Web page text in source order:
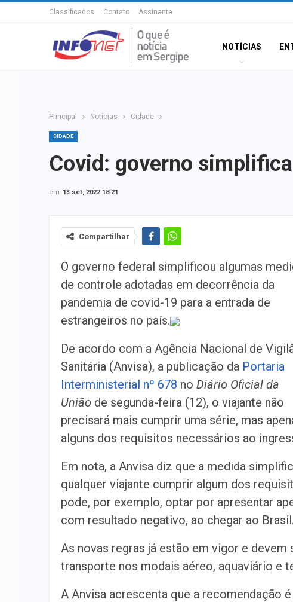
Classificados Contato Assinante
NOTÍCIAS
Principal Notícias Cidade
CIDADE
Covid: governo
em 13 set, 2022 18:21
Compartilhar
O governo federal simplificou algumas
de controle adotadas em decorrência da
pandemia de covid-19 para a entrada de
estrangeiros no país.
De acordo com a Agência Nacional de
Sanitária (Anvisa), a publicação da Portaria
Interministerial nº 678 no Diário Oficial da
União de segunda-feira (12), o viajante não
precisará mais cumprir uma série, mas
alguns dos requisitos necessários ao
Em nota, a Anvisa diz que a medida
qualquer viajante cumprir algum dos
pode, por exemplo, optar por apresentar
com resultado negativo, ao chegar ao Brasil.
As novas regras já estão em vigor e
transporte nos modais aéreo, aquaviário e
A Anvisa acrescenta que a recomendação